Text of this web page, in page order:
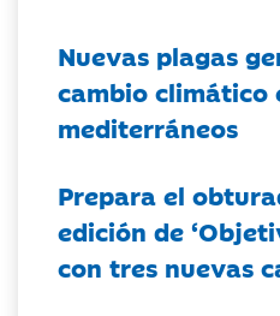
Nuevas plagas
cambio climático
mediterráneos
Prepara el
edición de
con tres nuevas